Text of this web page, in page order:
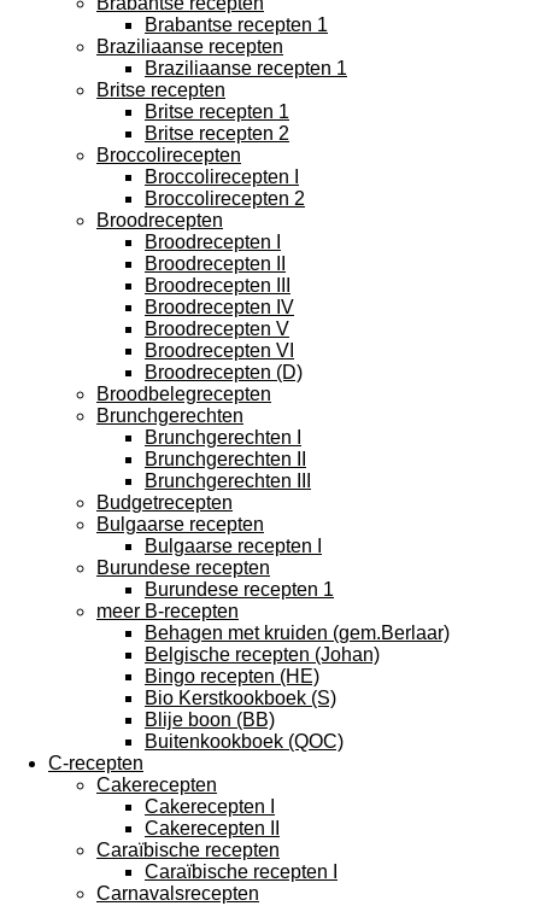
Brabantse recepten 1
Braziliaanse recepten
Braziliaanse recepten 1
Britse recepten
Britse recepten 1
Britse recepten 2
Broccolirecepten
Broccolirecepten I
Broccolirecepten 2
Broodrecepten
Broodrecepten I
Broodrecepten II
Broodrecepten III
Broodrecepten IV
Broodrecepten V
Broodrecepten VI
Broodrecepten (D)
Broodbelegrecepten
Brunchgerechten
Brunchgerechten I
Brunchgerechten II
Brunchgerechten III
Budgetrecepten
Bulgaarse recepten
Bulgaarse recepten I
Burundese recepten
Burundese recepten 1
meer B-recepten
Behagen met kruiden (gem.Berlaar)
Belgische recepten (Johan)
Bingo recepten (HE)
Bio Kerstkookboek (S)
Blije boon (BB)
Buitenkookboek (QOC)
C-recepten
Cakerecepten
Cakerecepten I
Cakerecepten II
Caraïbische recepten
Caraïbische recepten I
Carnavalsrecepten